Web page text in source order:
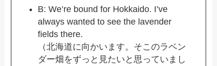
B: We’re bound for Hokkaido. I’ve
always wanted to see the lavender
fields there.
（北海道に向かいます。そこのラベン
ダー畑をずっと見たいと思っていまし